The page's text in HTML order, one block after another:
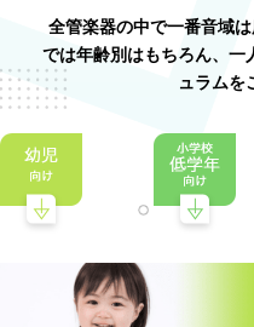
全管楽器の中で一番音域
では年齢別はもちろん、一
ュラムを